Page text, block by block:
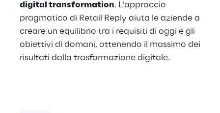
digital transformation​. L’approccio
pragmatico di Retail Reply aiuta le aziende a
creare un equilibrio tra i requisiti di oggi e gli
obiettivi di domani, ottenendo il massimo dei
risultati dalla trasformazione digitale.